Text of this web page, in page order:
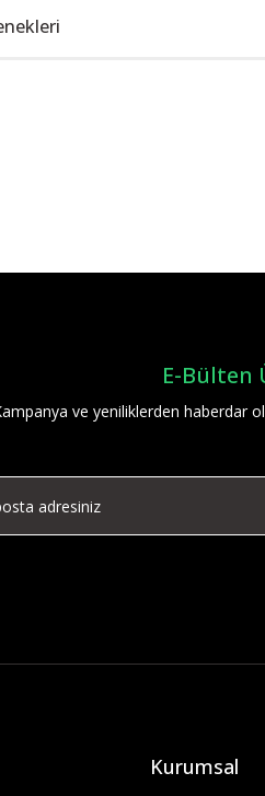
Yorum
E-Bülten
ve yeniliklerden haberdar
Kurumsal